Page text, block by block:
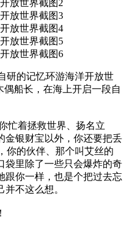
研的记忆环游海洋开放世
偶船长，在海上开启一段自
忙着拯救世界、扬名立
金银财宝以外，你还要把丢
你的伙伴、那个叫艾丝的
袋里除了一些只会爆炸的奇
跟你一样，也是个把过去忘
不这么想。